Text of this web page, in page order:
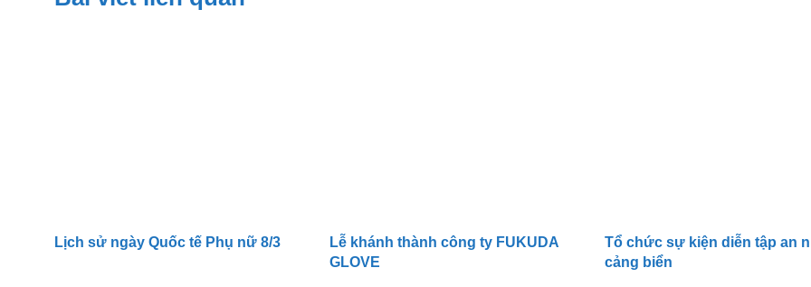
Lịch sử ngày Quốc tế Phụ nữ 8/3
Lễ khánh thành công ty FUKUDA
GLOVE
Tổ chức sự kiện diễn tập an
cảng biển